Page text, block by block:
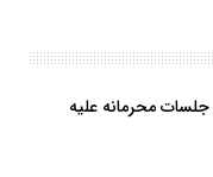
جلسات محرمانه علیه